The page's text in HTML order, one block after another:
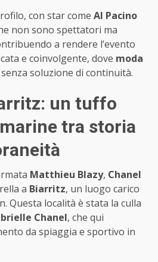
con star come Al Pacino
non sono spettatori ma
a rendere l’evento
e coinvolgente, dove moda
soluzione di continuità.
un tuffo
tra storia
Matthieu Blazy, Chanel
a Biarritz, un luogo carico
Questa località è stata la culla
Chanel, che qui
da spiaggia e sportivo in